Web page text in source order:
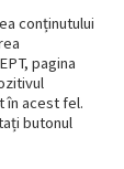
conținutului
pagina
în acest fel.
butonul